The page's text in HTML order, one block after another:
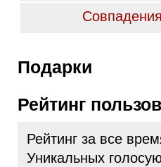
Совпадения
Подарки
Рейтинг
Рейтинг за все
Уникальных